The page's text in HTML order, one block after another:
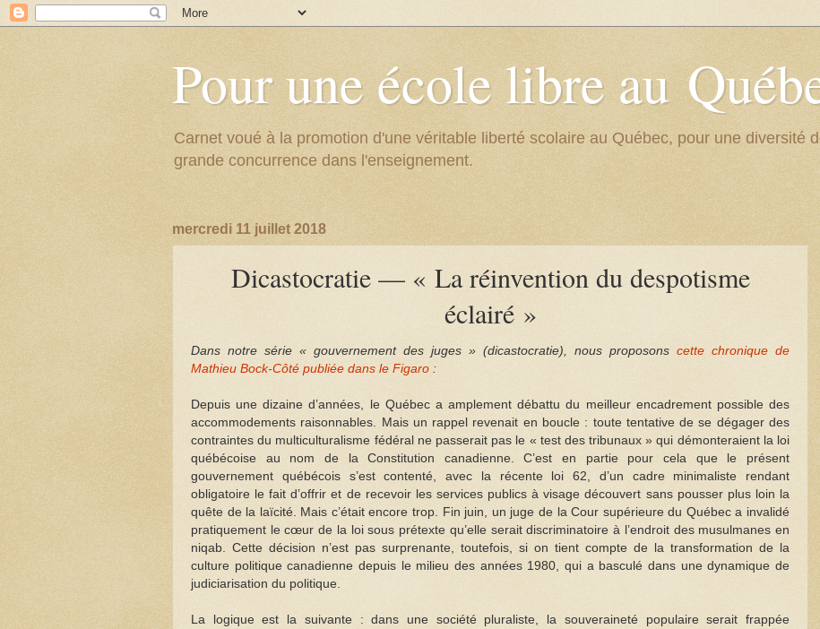
Pour une école libre au
Carnet voué à la promotion d'une véritable liberté scolaire au Québec, pour une diversité
grande concurrence dans l'enseignement.
mercredi 11 juillet 2018
Dicastocratie — « La réinvention du despotisme
éclairé »
Dans notre série « gouvernement des juges » (dicastocratie), nous proposons cette chronique de
Mathieu Bock-Côté publiée dans le Figaro :
Depuis une dizaine d’années, le Québec a amplement débattu du meilleur encadrement possible des
accommodements raisonnables. Mais un rappel revenait en boucle : toute tentative de se dégager des
contraintes du multiculturalisme fédéral ne passerait pas le « test des tribunaux » qui démonteraient la loi
québécoise au nom de la Constitution canadienne. C’est en partie pour cela que le présent
gouvernement québécois s’est contenté, avec la récente loi 62, d’un cadre minimaliste rendant
obligatoire le fait d’offrir et de recevoir les services publics à visage découvert sans pousser plus loin la
quête de la laïcité. Mais c’était encore trop. Fin juin, un juge de la Cour supérieure du Québec a invalidé
pratiquement le cœur de la loi sous prétexte qu’elle serait discriminatoire à l’endroit des musulmanes en
niqab. Cette décision n’est pas surprenante, toutefois, si on tient compte de la transformation de la
culture politique canadienne depuis le milieu des années 1980, qui a basculé dans une dynamique de
judiciarisation du politique.
La logique est la suivante : dans une société pluraliste, la souveraineté populaire serait frappée